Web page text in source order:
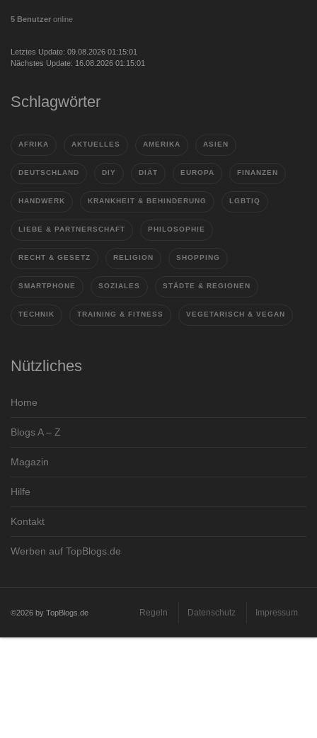
5 Benutzer online
Letztes Update: 09.08.2026 01:15:01
Nächstes Update: 16.08.2026 01:15:01
Schlagwörter
AFRIKA AKTUELLES AMERIKA ASIEN
DEUTSCHLAND DIY DIÄT EUROPA FINANZEN
HANDWERK KRANKHEIT & BEHINDERUNG LGBTIQ
LIEBE & PARTNERSCHAFT PHILOSOPHIE
RECHT & GESETZ RELIGION SHOPPING
SMARTPHONE SOZIALES STÄDTE & REGIONEN
TECHNIK TRAINING & FITNESS VEGETARISCH & VEGAN
Nützliches
Home
Blogs A – Z
Magazin
Hilfe
Kontakt
Werben auf TopBlogs.de
©2026 by TopBlogs.de Regeln Datenschutz Impressum